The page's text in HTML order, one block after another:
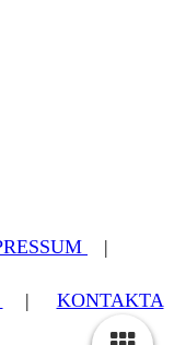
|
| KONTAKTA